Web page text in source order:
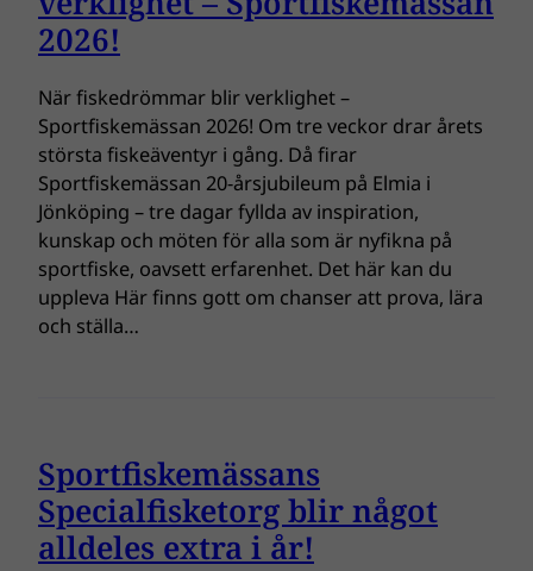
2026!
När fiskedrömmar blir verklighet –
Sportfiskemässan 2026! Om tre veckor drar årets
största fiskeäventyr i gång. Då firar
Sportfiskemässan 20-årsjubileum på Elmia i
Jönköping – tre dagar fyllda av inspiration,
kunskap och möten för alla som är nyfikna på
sportfiske, oavsett erfarenhet. Det här kan du
uppleva Här finns gott om chanser att prova, lära
och ställa…
Sportfiskemässans
Specialfisketorg blir något
alldeles extra i år!